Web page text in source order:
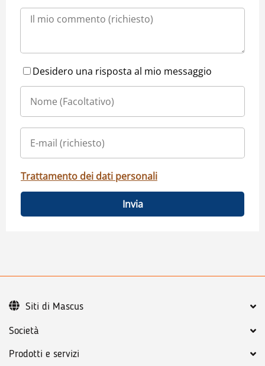
Desidero una risposta al mio messaggio
Trattamento dei dati personali
Invia
Società
Prodotti e servizi
Siti di Mascus